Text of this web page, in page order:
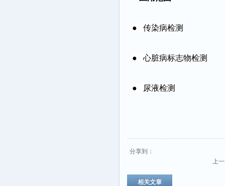
● 传染病检测
● 心脏病标志物检测
● 尿液检测
分享到：
上
相关文章